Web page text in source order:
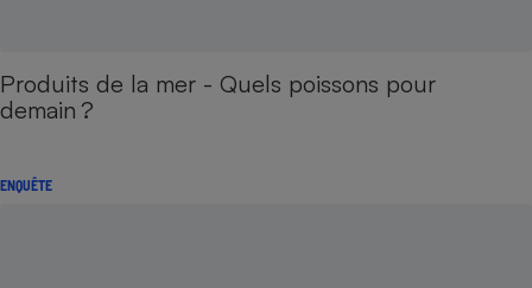
Produits de la mer - Quels poissons pour
demain ?
ENQUÊTE